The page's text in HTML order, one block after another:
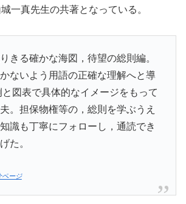
一真先生の共著となっている。
きる確かな海図，待望の総則編。
ないよう用語の正確な理解へと導
図表で具体的なイメージをもって
。担保物権等の，総則を学ぶうえ
識も丁寧にフォローし，通読でき
た。
ページ